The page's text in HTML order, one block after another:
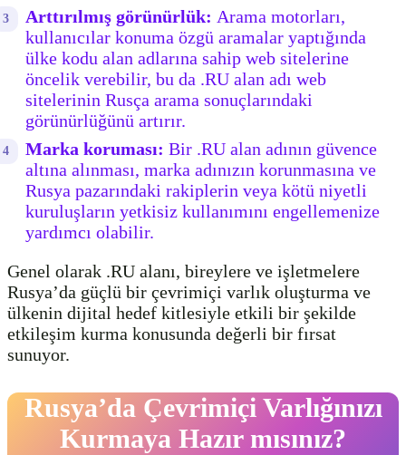
Arttırılmış görünürlük: Arama motorları,
kullanıcılar konuma özgü aramalar yaptığında
ülke kodu alan adlarına sahip web sitelerine
öncelik verebilir, bu da .RU alan adı web
sitelerinin Rusça arama sonuçlarındaki
görünürlüğünü artırır.
Marka koruması: Bir .RU alan adının güvence
altına alınması, marka adınızın korunmasına ve
Rusya pazarındaki rakiplerin veya kötü niyetli
kuruluşların yetkisiz kullanımını engellemenize
yardımcı olabilir.
Genel olarak .RU alanı, bireylere ve işletmelere
Rusya’da güçlü bir çevrimiçi varlık oluşturma ve
ülkenin dijital hedef kitlesiyle etkili bir şekilde
etkileşim kurma konusunda değerli bir fırsat
sunuyor.
Rusya’da Çevrimiçi Varlığınızı
Kurmaya Hazır mısınız?